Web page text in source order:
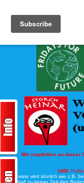
Wir empfehlen an dieser
UND:
Bei Fuwate wird ähnlich wie z.B.